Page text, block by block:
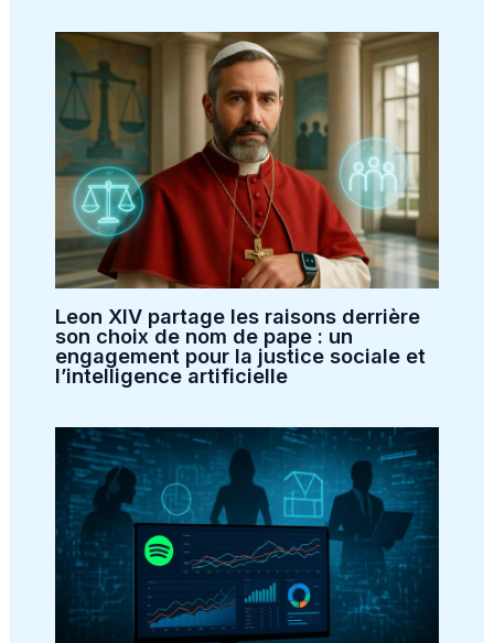
Leon XIV partage les raisons derrière
son choix de nom de pape : un
engagement pour la justice sociale et
l’intelligence artificielle